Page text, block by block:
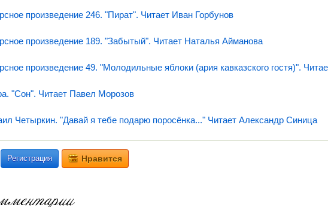
произведение 246. "Пират". Читает Иван Горбунов
произведение 189. "Забытый". Читает Наталья Айманова
произведение 49. "Молодильные яблоки (ария кавказского гостя)".
"Сон". Читает Павел Морозов
Четыркин. "Давай я тебе подарю поросёнка..." Читает Александр Синица
Регистрация Нравится